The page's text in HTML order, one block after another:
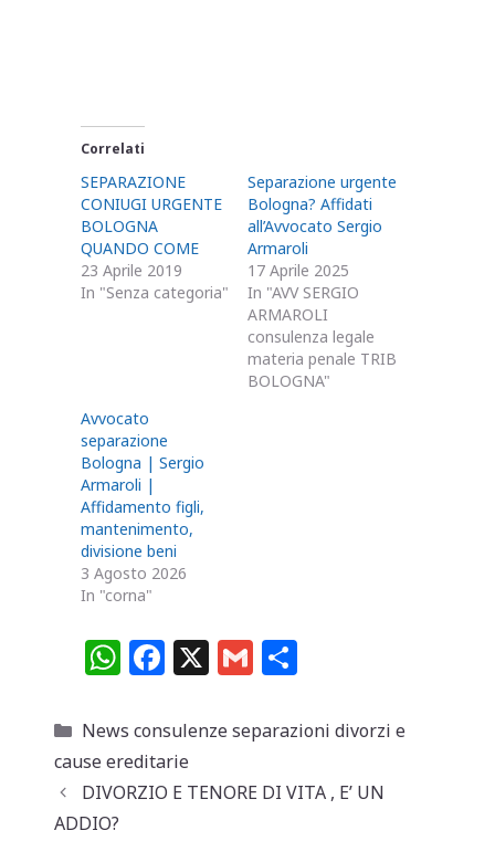
Correlati
SEPARAZIONE
CONIUGI URGENTE
BOLOGNA
QUANDO COME
23 Aprile 2019
In "Senza categoria"
Separazione urgente
Bologna? Affidati
all’Avvocato Sergio
Armaroli
17 Aprile 2025
In "AVV SERGIO
ARMAROLI
consulenza legale
materia penale TRIB
BOLOGNA"
Avvocato
separazione
Bologna | Sergio
Armaroli |
Affidamento figli,
mantenimento,
divisione beni
3 Agosto 2026
In "corna"
W
at
s
A
F
c
e
b
X G
ai n
vi
Categorie
News consulenze separazioni divorzi e
cause ereditarie
DIVORZIO E TENORE DI VITA , E’ UN
ADDIO?